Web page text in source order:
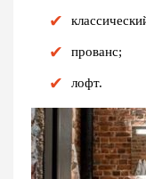
прованс;
лофт.